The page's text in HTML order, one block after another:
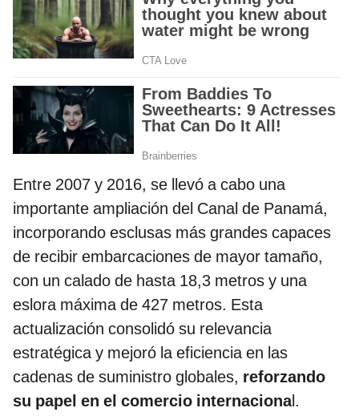
Entre 2007 y 2016, se llevó a cabo una
importante ampliación del Canal de Panamá,
incorporando esclusas más grandes capaces
de recibir embarcaciones de mayor tamaño,
con un calado de hasta 18,3 metros y una
eslora máxima de 427 metros. Esta
actualización consolidó su relevancia
estratégica y mejoró la eficiencia en las
cadenas de suministro globales, reforzando
su papel en el comercio internacional.